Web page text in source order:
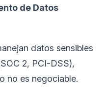
de Datos
datos sensibles
2, PCI-DSS),
no es negociable.